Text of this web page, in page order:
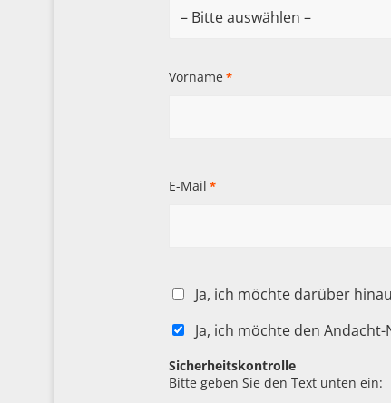
Vorname *
E-Mail *
Ja, ich möchte darüber
Ja, ich möchte den
Sicherheitskontrolle
Bitte geben Sie den Text unten ein: